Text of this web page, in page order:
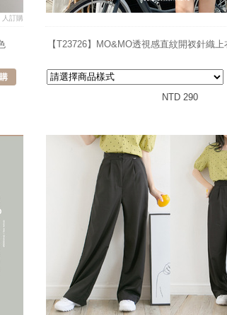
人訂購
【T23726】MO&MO透視感直紋開衩針織
NTD 290